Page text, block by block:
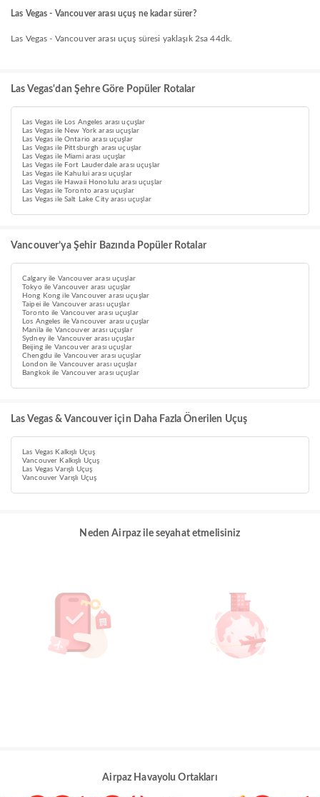
Las Vegas - Vancouver arası uçuş ne kadar sürer?
Las Vegas - Vancouver arası uçuş süresi yaklaşık 2sa 44dk.
Las Vegas'dan Şehre Göre Popüler Rotalar
Las Vegas ile Los Angeles arası uçuşlar
Las Vegas ile New York arası uçuşlar
Las Vegas ile Ontario arası uçuşlar
Las Vegas ile Pittsburgh arası uçuşlar
Las Vegas ile Miami arası uçuşlar
Las Vegas ile Fort Lauderdale arası uçuşlar
Las Vegas ile Kahului arası uçuşlar
Las Vegas ile Hawaii Honolulu arası uçuşlar
Las Vegas ile Toronto arası uçuşlar
Las Vegas ile Salt Lake City arası uçuşlar
Vancouver’ya Şehir Bazında Popüler Rotalar
Calgary ile Vancouver arası uçuşlar
Tokyo ile Vancouver arası uçuşlar
Hong Kong ile Vancouver arası uçuşlar
Taipei ile Vancouver arası uçuşlar
Toronto ile Vancouver arası uçuşlar
Los Angeles ile Vancouver arası uçuşlar
Manila ile Vancouver arası uçuşlar
Sydney ile Vancouver arası uçuşlar
Beijing ile Vancouver arası uçuşlar
Chengdu ile Vancouver arası uçuşlar
London ile Vancouver arası uçuşlar
Bangkok ile Vancouver arası uçuşlar
Las Vegas & Vancouver için Daha Fazla Önerilen Uçuş
Las Vegas Kalkışlı Uçuş
Vancouver Kalkışlı Uçuş
Las Vegas Varışlı Uçuş
Vancouver Varışlı Uçuş
Neden Airpaz ile seyahat etmelisiniz
Airpaz Havayolu Ortakları